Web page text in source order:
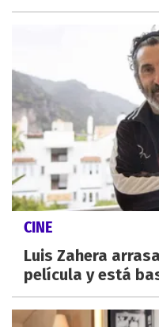
CINE
Luis Zahera
película y está